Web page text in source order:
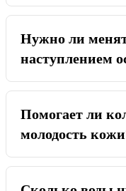
Нужно ли
наступлением
Помогает ли
молодость